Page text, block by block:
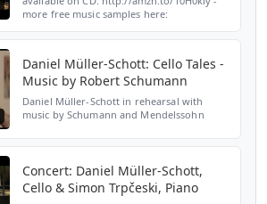
more free music samples here:
Daniel Müller-Schott: Cello Tales -
Music by Robert Schumann
Daniel Müller-Schott in rehearsal with
music by Schumann and Mendelssohn
Concert: Daniel Müller-Schott,
Cello & Simon Trpčeski, Piano